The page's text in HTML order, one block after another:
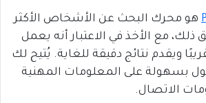
هو محرك البحث عن الأشخاص الأكثر
مع الأخذ في الاعتبار أنه يعمل
ويقدم نتائج دقيقة للغاية. يُتيح لك
بسهولة على المعلومات المهنية
الاتصال.